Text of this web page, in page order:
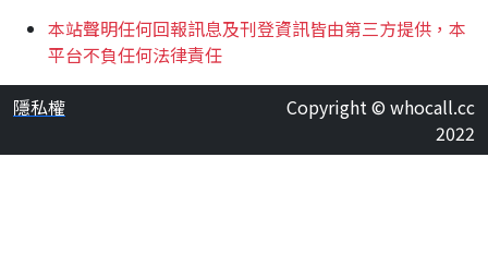
本站聲明任何回報訊息及刊登資訊皆由第三方提供，本
平台不負任何法律責任
隱私權
Copyright © whocall.cc
2022